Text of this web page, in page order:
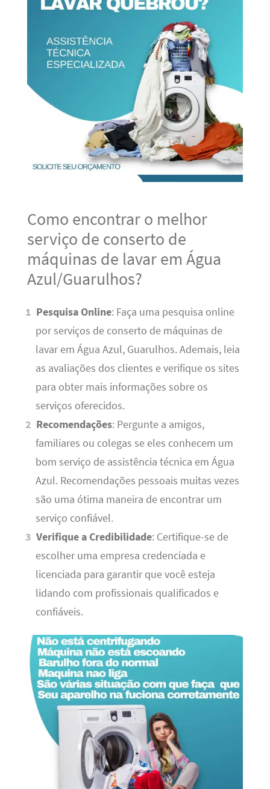
Como encontrar o melhor
serviço de conserto de
máquinas de lavar em Água
Azul/Guarulhos?
Pesquisa Online: Faça uma pesquisa online
por serviços de conserto de máquinas de
lavar em Água Azul, Guarulhos. Ademais, leia
as avaliações dos clientes e verifique os sites
para obter mais informações sobre os
serviços oferecidos.
Recomendações: Pergunte a amigos,
familiares ou colegas se eles conhecem um
bom serviço de assistência técnica em Água
Azul. Recomendações pessoais muitas vezes
são uma ótima maneira de encontrar um
serviço confiável.
Verifique a Credibilidade: Certifique-se de
escolher uma empresa credenciada e
licenciada para garantir que você esteja
lidando com profissionais qualificados e
confiáveis.